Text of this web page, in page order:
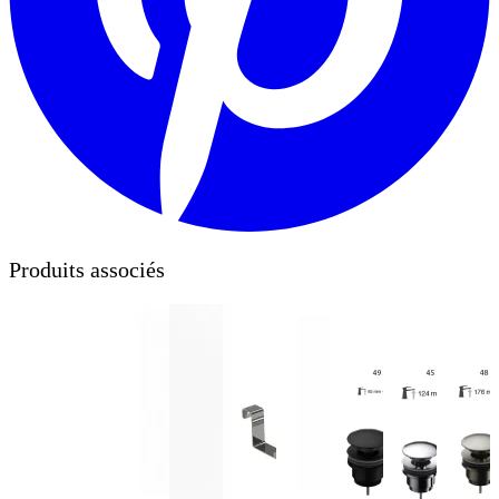
Produits associés